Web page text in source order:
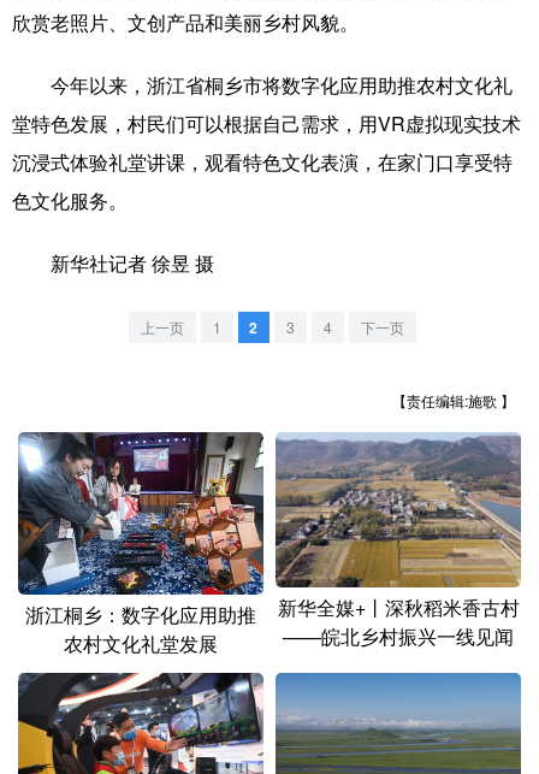
北京 天津 河北
吉林 上海 江苏
浙江 安徽 福建 江西
山东 河南 湖北 湖南
四川 贵州
甘肃 青海
多语种频道
English Español Français عربى
Русский язык 日本語 한국어
Deutsch Português
欣赏老照片、文创产品和美丽乡村风貌。
今年以来，浙江省桐乡市将数字化应用助推农村文化礼
堂特色发展，村民们可以根据自己需求，用VR虚拟现实技术
沉浸式体验礼堂讲课，观看特色文化表演，在家门口享受特
色文化服务。
新华社记者 徐昱 摄
上一页 1 2 3 4 下一页
【责任编辑:施歌 】
浙江桐乡：数字化应用助推
农村文化礼堂发展
新华全媒+丨深秋稻米香古村
——皖北乡村振兴一线见闻